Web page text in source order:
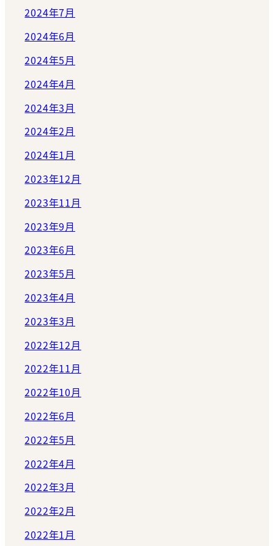
2024年7月
2024年6月
2024年5月
2024年4月
2024年3月
2024年2月
2024年1月
2023年12月
2023年11月
2023年9月
2023年6月
2023年5月
2023年4月
2023年3月
2022年12月
2022年11月
2022年10月
2022年6月
2022年5月
2022年4月
2022年3月
2022年2月
2022年1月